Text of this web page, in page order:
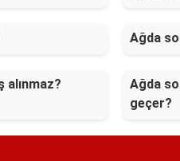
Ağda
alınmaz?
Ağda
geçer?